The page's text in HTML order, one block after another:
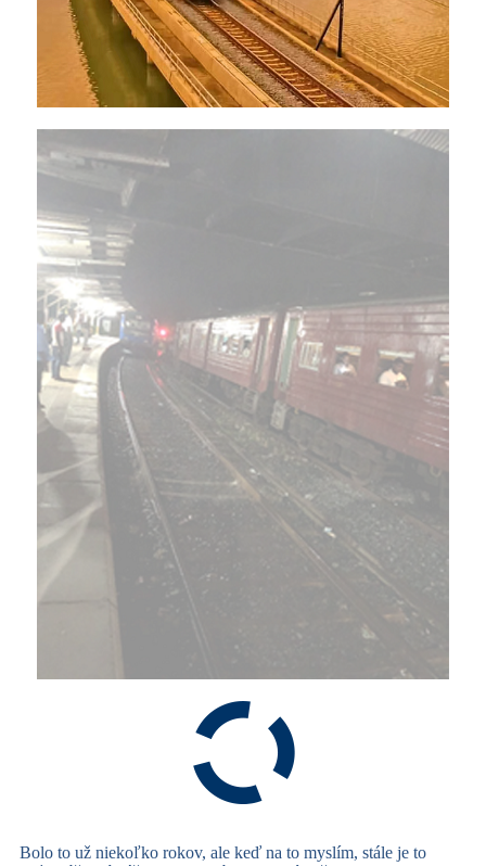
Bolo to už niekoľko rokov, ale keď na to myslím, stále je to